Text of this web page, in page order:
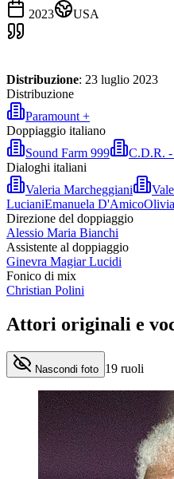
2023
USA
Distribuzione: 23 luglio 2023
Distribuzione
Paramount +
Doppiaggio italiano
Sound Farm 999
C.D.R. -
Dialoghi italiani
Valeria Marcheggiani
LucianiEmanuela D'Amico
Direzione del doppiaggio
Alessio Maria Bianchi
Assistente al doppiaggio
Ginevra Magiar Lucidi
Fonico di mix
Christian Polini
Attori originali e
Nascondi foto 19 ruoli